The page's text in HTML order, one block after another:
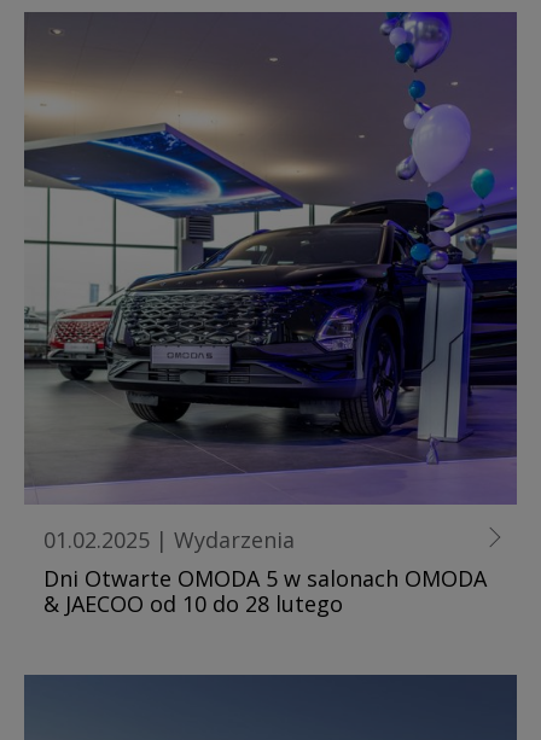
01.02.2025 | Wydarzenia
Dni Otwarte OMODA 5 w salonach OMODA
& JAECOO od 10 do 28 lutego